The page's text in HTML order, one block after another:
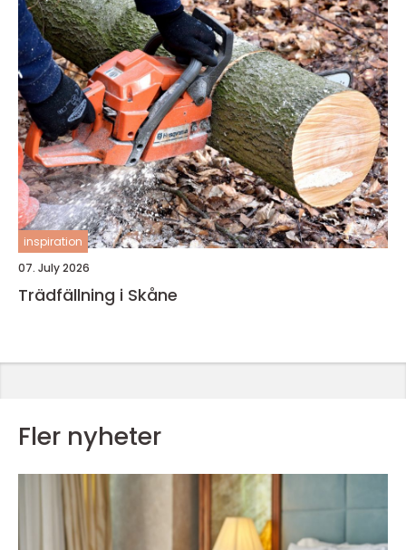
inspiration
07. July 2026
Trädfällning i Skåne
Fler nyheter